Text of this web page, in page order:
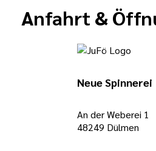
Anfahrt &
Neue Spinnerei
An der Weberei 1
48249 Dülmen